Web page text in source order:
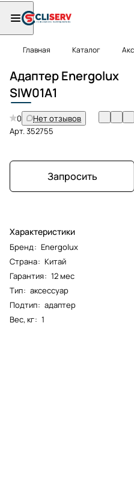
Главная Каталог
Адаптер Energolux
SIW01A1
0
Нет отзывов
Арт.352755
Запросить
Характеристики
Бренд: Energolux
Страна: Китай
Гарантия: 12 мес
Тип: аксессуар
Подтип: адаптер
Вес, кг: 1